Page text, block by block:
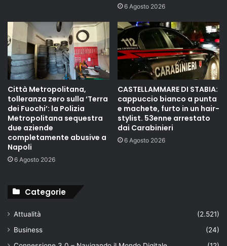
6 Agosto 2026
Città Metropolitana,
tolleranza zero sulla ‘Terra
dei Fuochi’: la Polizia
Metropolitana sequestra
due aziende
completamente abusive a
Napoli
6 Agosto 2026
CASTELLAMMARE DI STABIA:
cappuccio bianco a punta
e machete, furto in un hair-
stylist. 53enne arrestato
dai Carabinieri
6 Agosto 2026
Categorie
Attualità
(2.521)
Business
(24)